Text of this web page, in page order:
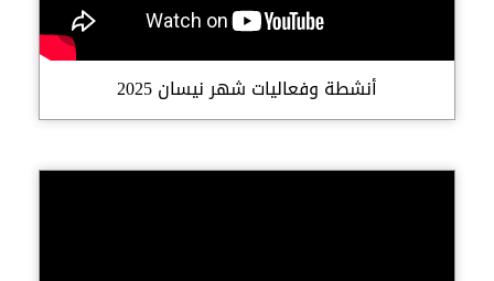
أنشطة وفعاليات شهر نيسان 2025